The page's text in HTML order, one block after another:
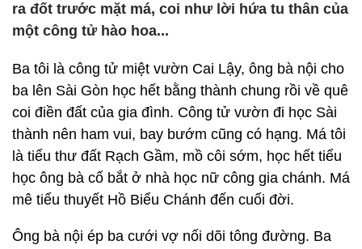
ra đốt trước mặt má, coi như lời hứa tu thân của
một công tử hào hoa...
Ba tôi là công tử miệt vườn Cai Lậy, ông bà nội cho
ba lên Sài Gòn học hết bằng thành chung rồi về quê
coi điền đất của gia đình. Công tử vườn đi học Sài
thành nên ham vui, bay bướm cũng có hạng. Má tôi
là tiểu thư đất Rạch Gầm, mồ côi sớm, học hết tiểu
học ông bà cố bắt ở nhà học nữ công gia chánh. Má
mê tiểu thuyết Hồ Biểu Chánh đến cuối đời.
Ông bà nội ép ba cưới vợ nối dõi tông đường. Ba